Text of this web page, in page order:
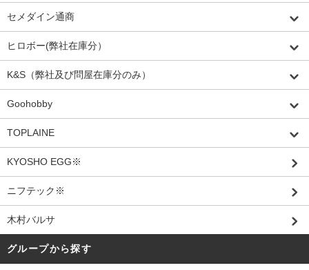
セメダイン通商
ヒロボー(弊社在庫分）
K&S（弊社及び問屋在庫分のみ）
Goohobby
TOPLAINE
KYOSHO EGG※
ニフテック※
木村バルサ
グループから探す